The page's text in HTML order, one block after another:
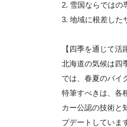
2. 雪国ならではの
3. 地域に根差した
【四季を通じて活
北海道の気候は四
では、春夏のバイ
特筆すべきは、各
カー公認の技術と
プデートしていま